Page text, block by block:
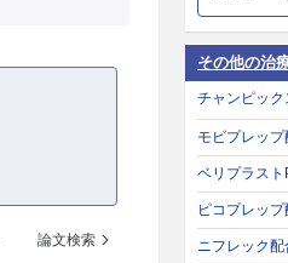
論文検索
その他の治
チャンピッ
モビプレップ
ベリプラス
ピコプレッ
ニフレック配